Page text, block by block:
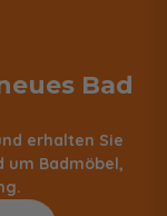
Bad
erhalten Sie
um Badmöbel,